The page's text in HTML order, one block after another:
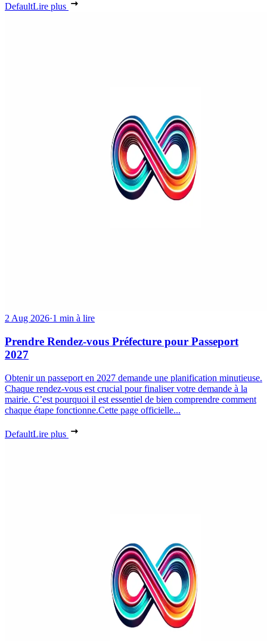
DefaultLire plus
2 Aug 2026·1 min à lire
Prendre Rendez-vous Préfecture pour Passeport
2027
Obtenir un passeport en 2027 demande une planification minutieuse.
Chaque rendez-vous est crucial pour finaliser votre demande à la
mairie. C’est pourquoi il est essentiel de bien comprendre comment
chaque étape fonctionne.Cette page officielle...
DefaultLire plus